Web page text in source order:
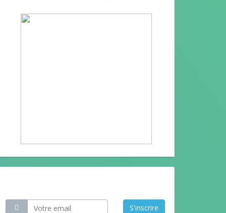
S'inscrire